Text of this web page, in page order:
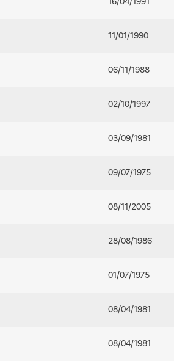
11/01/1990
06/11/1988
02/10/1997
03/09/1981
09/07/1975
08/11/2005
28/08/1986
01/07/1975
08/04/1981
08/04/1981